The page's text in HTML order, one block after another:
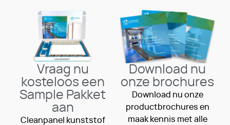
Vraag nu
kosteloos een
Sample Pakket
aan
Cleanpanel kunststof
Download nu
onze brochures
Download nu onze
productbrochures en
maak kennis met alle